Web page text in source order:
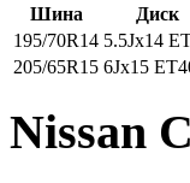
Шина Диск
195/70R14 5.5Jx14
205/65R15 6Jx15
Nissan